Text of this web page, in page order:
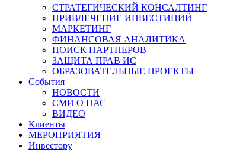
СТРАТЕГИЧЕСКИЙ КОНСАЛТИНГ
ПРИВЛЕЧЕНИЕ ИНВЕСТИЦИЙ
МАРКЕТИНГ
ФИНАНСОВАЯ АНАЛИТИКА
ПОИСК ПАРТНЕРОВ
ЗАЩИТА ПРАВ ИС
ОБРАЗОВАТЕЛЬНЫЕ ПРОЕКТЫ
События
НОВОСТИ
СМИ О НАС
ВИДЕО
Клиенты
МЕРОПРИЯТИЯ
Инвестору